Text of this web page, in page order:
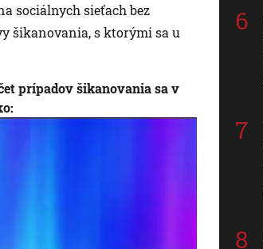
sociálnych sieťach bez
šikanovania, s ktorými sa u
prípadov šikanovania sa v